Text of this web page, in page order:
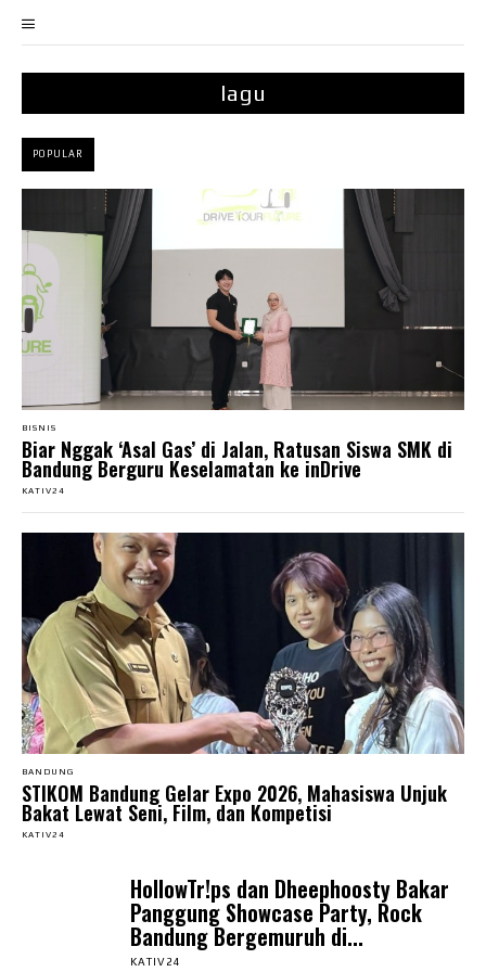
lagu
POPULAR
BISNIS
Biar Nggak ‘Asal Gas’ di Jalan, Ratusan Siswa SMK di
Bandung Berguru Keselamatan ke inDrive
KATIV24
BANDUNG
STIKOM Bandung Gelar Expo 2026, Mahasiswa Unjuk
Bakat Lewat Seni, Film, dan Kompetisi
KATIV24
HollowTr!ps dan Dheephoosty Bakar
Panggung Showcase Party, Rock
Bandung Bergemuruh di...
KATIV24